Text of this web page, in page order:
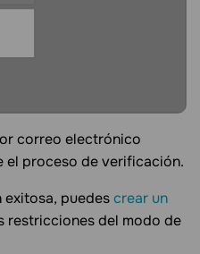
correo electrónico
el proceso de verificación.
exitosa, puedescrear un
restricciones del modo de